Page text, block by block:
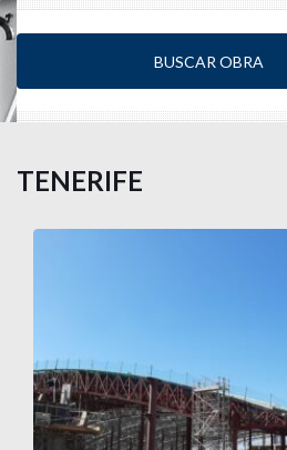
BUSCAR OBRA
TENERIFE